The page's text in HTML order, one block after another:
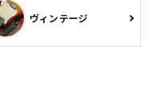
ヴィンテージ